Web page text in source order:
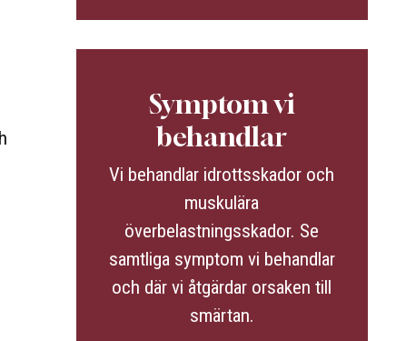
Symptom vi
behandlar
Vi behandlar idrottsskador och
muskulära
överbelastningsskador. Se
samtliga symptom vi behandlar
och där vi åtgärdar orsaken till
smärtan.